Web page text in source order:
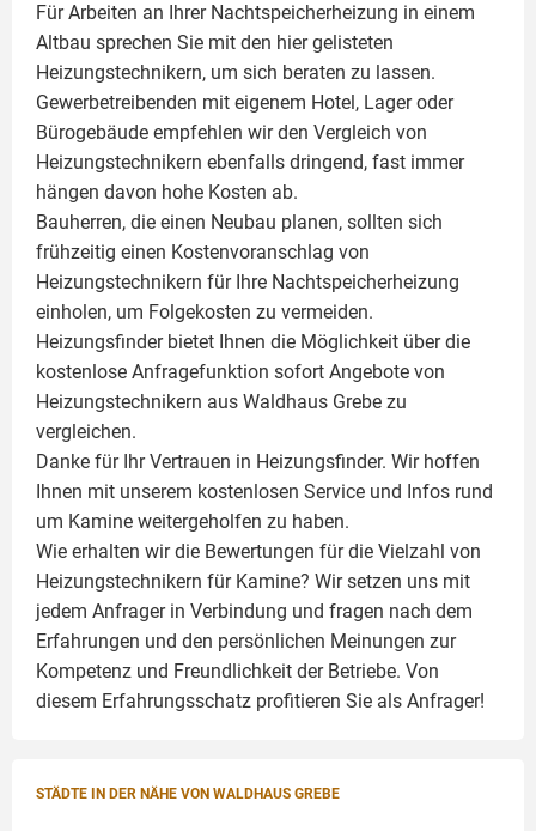
Für Arbeiten an Ihrer Nachtspeicherheizung in einem
Altbau sprechen Sie mit den hier gelisteten
Heizungstechnikern, um sich beraten zu lassen.
Gewerbetreibenden mit eigenem Hotel, Lager oder
Bürogebäude empfehlen wir den Vergleich von
Heizungstechnikern ebenfalls dringend, fast immer
hängen davon hohe Kosten ab.
Bauherren, die einen Neubau planen, sollten sich
frühzeitig einen Kostenvoranschlag von
Heizungstechnikern für Ihre Nachtspeicherheizung
einholen, um Folgekosten zu vermeiden.
Heizungsfinder bietet Ihnen die Möglichkeit über die
kostenlose Anfragefunktion sofort Angebote von
Heizungstechnikern aus Waldhaus Grebe zu
vergleichen.
Danke für Ihr Vertrauen in Heizungsfinder. Wir hoffen
Ihnen mit unserem kostenlosen Service und Infos rund
um Kamine weitergeholfen zu haben.
Wie erhalten wir die Bewertungen für die Vielzahl von
Heizungstechnikern für Kamine? Wir setzen uns mit
jedem Anfrager in Verbindung und fragen nach dem
Erfahrungen und den persönlichen Meinungen zur
Kompetenz und Freundlichkeit der Betriebe. Von
diesem Erfahrungsschatz profitieren Sie als Anfrager!
STÄDTE IN DER NÄHE VON WALDHAUS GREBE